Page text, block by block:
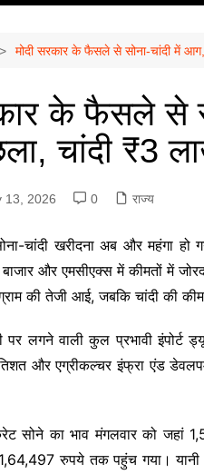
मोदी सरकार के फैसले से सोना-चांदी में
के फैसले से
चांदी ₹3
13, 2026 0 राज्य
चांदी खरीदना अब और महंगा हो
और एमसीएक्स में कीमतों में
की तेजी आई, जबकि चांदी की
पर लगने वाली कुल प्रभावी
और एग्रीकल्चर इंफ्रा एंड
सोने का भाव मंगलवार को जहां
रुपये तक पहुंच गया। यानी